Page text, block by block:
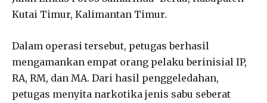
Kutai Timur, Kalimantan Timur.
Dalam operasi tersebut, petugas berhasil
mengamankan empat orang pelaku berinisial IP,
RA, RM, dan MA. Dari hasil penggeledahan,
petugas menyita narkotika jenis sabu seberat